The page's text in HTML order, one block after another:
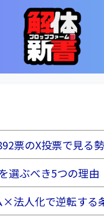
票のX投票で見る
選ぶべき5つの理
×法人化で逆転する